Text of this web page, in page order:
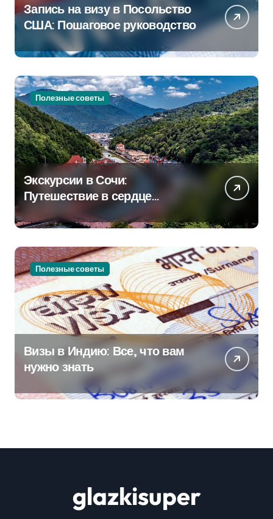
Запись на визу в Посольство
США: Пошаговое руководство
Полезные советы
Экскурсии в Сочи:
Путешествие в сердце
Черноморского курорта
Полезные советы
Визы в Индию: Все, что вам
нужно знать
glazkisuper